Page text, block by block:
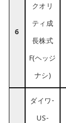
6
クオリ
ティ成
長株式
F(ヘッジ
ナシ)
ダイワ･
US-